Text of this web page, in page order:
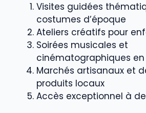
Visites guidées
costumes d’époque
Ateliers créatifs pour
Soirées musicales et
cinématographiques
Marchés artisanaux et
produits locaux
Accès exceptionnel à